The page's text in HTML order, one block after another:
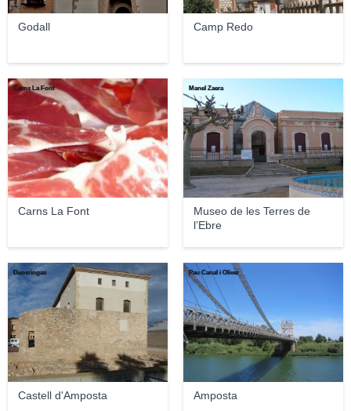
Godall Camp Redo
Carns La Font
Carns La Font
Museo de les Terres de
l’Ebre
Manel Zaera
Castell d'Amposta
Deosringas
Amposta
Pau Canal i Oliver